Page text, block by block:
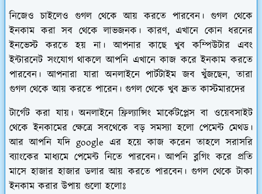
নিজেও চাইলেও গুগল থেকে আয় করতে পারবেন। গুগল থেকে
ইনকাম করা সব থেকে লাভজনক। কারণ, এখানে কোন ধরনের
ইনভেস্ট করতে হয় না। আপনার কাছে খুব কম্পিউটার এবং
ইন্টারনেট সংযোগ থাকলে আপনি এখানে কাজ করে ইনকাম করতে
পারবেন। আপনারা যারা অনলাইনে পার্টটাইম জব খুঁজছেন, তারা
গুগল থেকে আয় করতে পারেন। গুগল থেকে খুব দ্রুত কাস্টমারদের
টার্গেট করা যায়। অনলাইনে ফ্রিল্যান্সিং মার্কেটপ্লেস বা ওয়েবসাইট
থেকে ইনকামের ক্ষেত্রে সবথেকে বড় সমস্যা হলো পেমেন্ট মেথড।
আর আপনি যদি google এর হয়ে কাজ করেন তাহলে সরাসরি
ব্যাংকের মাধ্যমে পেমেন্ট নিতে পারবেন। আপনি ব্লগিং করে প্রতি
মাসে হাজার হাজার ডলার আয় করতে পারবেন। গুগল থেকে টাকা
ইনকাম করার উপায় গুলো হলোঃ